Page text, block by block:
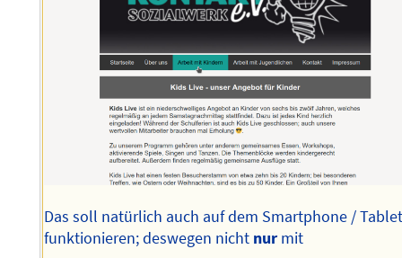
Das soll natürlich auch auf dem Smartphone /
funktionieren; deswegen nicht nur mit